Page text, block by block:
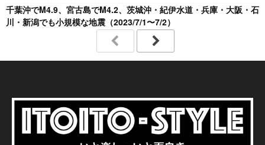
千葉沖でM4.9、宮古島でM4.2、茨城沖・紀伊水道・兵庫・大阪・石
川・新潟でも小規模な地震（2023/7/1〜7/2）